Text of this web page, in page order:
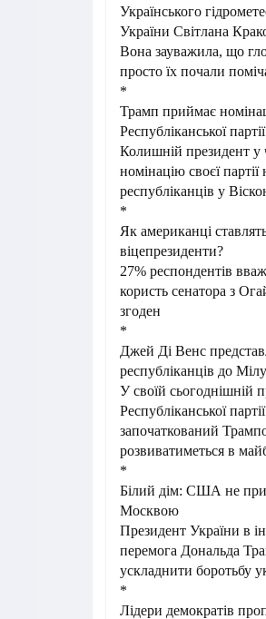
Українського
України Світлана
Вона зауважила, що
просто їх почали
*
Трамп приймає
Республіканської партії
Колишній президент у
номінацію своєї партії
республіканців у
*
Як американці
віцепрезиденти?
27% респондентів
користь сенатора з
згоден
*
Джей Ді Венс
республіканців до
У своїй сьогоднішній
Республіканської
започаткований
розвиватиметься в
*
Білий дім: США не
Москвою
Президент України в
перемога Дональда
ускладнити боротьбу
*
Лідери демократів